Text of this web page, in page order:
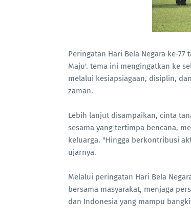
‎Peringatan Hari Bela Negara ke-
Maju'. tema ini mengingatkan ke
melalui kesiapsiagaan, disiplin,
zaman.
‎Lebih lanjut disampaikan, cinta
sesama yang tertimpa bencana,
keluarga. "Hingga berkontribusi
ujarnya.
‎Melalui peringatan Hari Bela
bersama masyarakat, menjaga
dan Indonesia yang mampu